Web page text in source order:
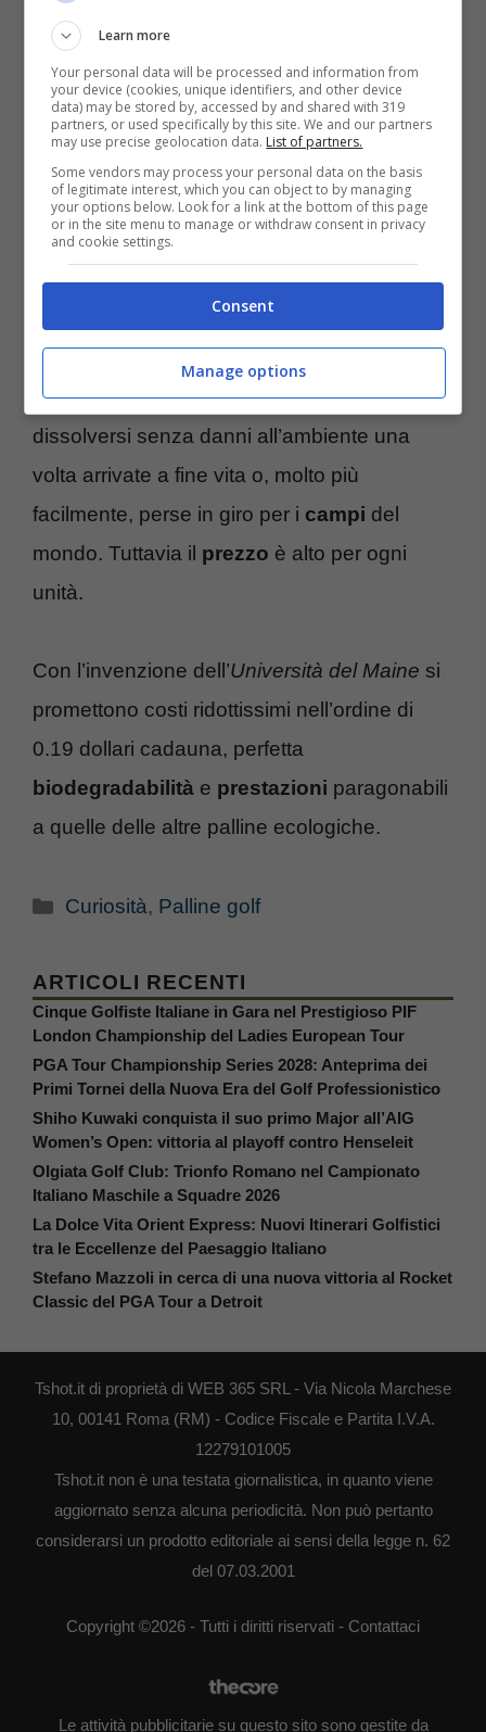
Le palline da golf sono il sogno o l’incubo del
giocatoreche conserva con cura quelle
protagoniste di giri memorabili. Se ne trovano
di tutti i tipi: più leggere, più pesanti, dedicate
al putt, al drive, galleggianti,fosforescenti
oppure che esplodono
amanti di Tiger Woods.
Da qualche tempo sono state anche prodotte
palline biodegradabiliin grado così di
dissolversi senza danni all’ambiente una
volta arrivate a fine vita o, molto più
facilmente, perse in giro per i campi del
mondo. Tuttavia il prezzo è alto per ogni
unità.
Con l’invenzione dell’Università del Maine si
promettono costi ridottissimi nell’ordine di
0.19 dollari cadauna, perfetta
biodegradabilità e prestazioni paragonabili
a quelle delle altre palline ecologiche.
Categorie
Curiosità, Palline golf
ARTICOLI RECENTI
Cinque Golfiste Italiane in Gara nel Prestigioso PIF
London Championship del Ladies European Tour
PGA Tour Championship Series 2028: Anteprima dei
Primi Tornei della Nuova Era del Golf Professionistico
Shiho Kuwaki conquista il suo primo Major all’AIG
Women’s Open: vittoria al playoff contro Henseleit
Olgiata Golf Club: Trionfo Romano nel Campionato
Italiano Maschile a Squadre 2026
La Dolce Vita Orient Express: Nuovi Itinerari Golfistici
tra le Eccellenze del Paesaggio Italiano
Stefano Mazzoli in cerca di una nuova vittoria al Rocket
Classic del PGA Tour a Detroit
Tshot.it di proprietà di WEB 365 SRL - Via Nicola Marchese
10, 00141 Roma (RM) - Codice Fiscale e Partita I.V.A.
12279101005
Tshot.it non è una testata giornalistica, in quanto viene
aggiornato senza alcuna periodicità. Non può pertanto
considerarsi un prodotto editoriale ai sensi della legge n. 62
del 07.03.2001
Copyright ©2026 - Tutti i diritti riservati - Contattaci
Le attività pubblicitarie su questo sito sono gestite da
Learn more
Your personal data will be processed and information from
your device (cookies, unique identifiers, and other device
data) may be stored by, accessed by and shared with 319
partners, or used specifically by this site. We and our partners
may use precise geolocation data. List of partners.
Some vendors may process your personal data on the basis
of legitimate interest, which you can object to by managing
your options below. Look for a link at the bottom of this page
or in the site menu to manage or withdraw consent in privacy
and cookie settings.
Consent
Manage options